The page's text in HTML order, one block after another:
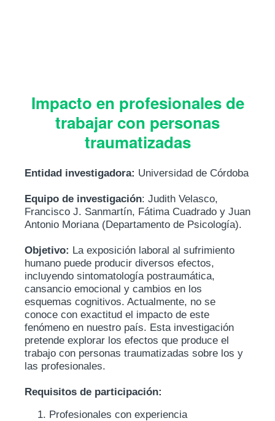
Impacto en profesionales de
trabajar con personas
traumatizadas
Entidad investigadora: Universidad de Córdoba
Equipo de investigación: Judith Velasco,
Francisco J. Sanmartín, Fátima Cuadrado y Juan
Antonio Moriana (Departamento de Psicología).
Objetivo: La exposición laboral al sufrimiento
humano puede producir diversos efectos,
incluyendo sintomatología postraumática,
cansancio emocional y cambios en los
esquemas cognitivos. Actualmente, no se
conoce con exactitud el impacto de este
fenómeno en nuestro país. Esta investigación
pretende explorar los efectos que produce el
trabajo con personas traumatizadas sobre los y
las profesionales.
Requisitos de participación:
Profesionales con experiencia